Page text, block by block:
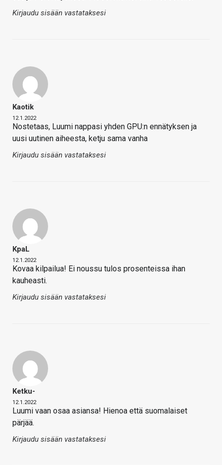
Kirjaudu sisään vastataksesi
Kaotik
12.1.2022
Nostetaas, Luumi nappasi yhden GPU:n ennätyksen ja
uusi uutinen aiheesta, ketju sama vanha
Kirjaudu sisään vastataksesi
KpaL
12.1.2022
Kovaa kilpailua! Ei noussu tulos prosenteissa ihan
kauheasti.
Kirjaudu sisään vastataksesi
Ketku-
12.1.2022
Luumi vaan osaa asiansa! Hienoa että suomalaiset
pärjää.
Kirjaudu sisään vastataksesi